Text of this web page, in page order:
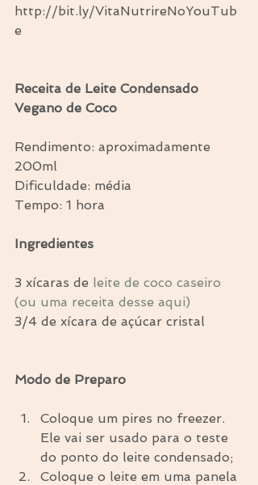
http://bit.ly/VitaNutrireNoYouTub
e
Receita de Leite Condensado
Vegano de Coco
Rendimento: aproximadamente
200ml
Dificuldade: média
Tempo: 1 hora
Ingredientes
3 xícaras de leite de coco caseiro
(ou uma receita desse aqui)
3/4 de xícara de açúcar cristal
Modo de Preparo
Coloque um pires no freezer.
Ele vai ser usado para o teste
do ponto do leite condensado;
Coloque o leite em uma panela